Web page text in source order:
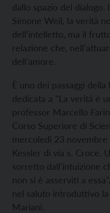
dallo spazio del dialogo.
Simone Weil, la verità
dell'intelletto, ma il
relazione che,
dell'amore.
È uno dei passaggi
dedicata a "La verità è
professor Marcello
Corso Superiore di
mercoledì 23 novembre
Kessler di via s. Croce.
sorretto dall'intuizione
non si è asserviti a
nel saluto introduttivo
Mariani.